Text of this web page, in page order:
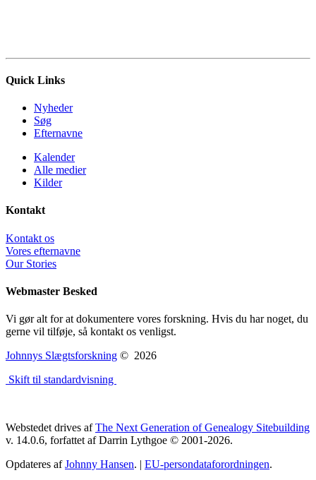
Quick Links
Nyheder
Søg
Efternavne
Kalender
Alle medier
Kilder
Kontakt
Kontakt os
Vores efternavne
Our Stories
Webmaster Besked
Vi gør alt for at dokumentere vores forskning. Hvis du har noget, du
gerne vil tilføje, så kontakt os venligst.
Johnnys Slægtsforskning © 2026
Skift til standardvisning
Webstedet drives afThe Next Generation of Genealogy Sitebuilding
v. 14.0.6, forfattet af Darrin Lythgoe © 2001-2026.
Opdateres afJohnny Hansen. | EU-persondataforordningen.